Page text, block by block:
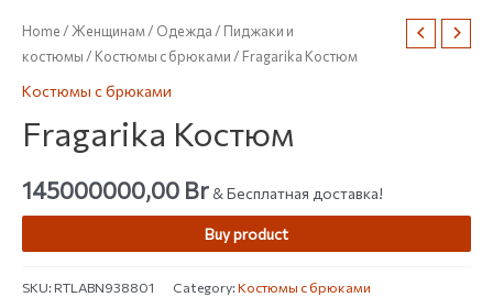
Home/Женщинам/ Одежда/ Пиджаки и
костюмы/ Костюмы с брюками/ Fragarika Костюм
Костюмы с брюками
Fragarika Костюм
145000000,00 Br& Бесплатная доставка!
Buy product
SKU:RTLABN938801 Category:Костюмы с брюками